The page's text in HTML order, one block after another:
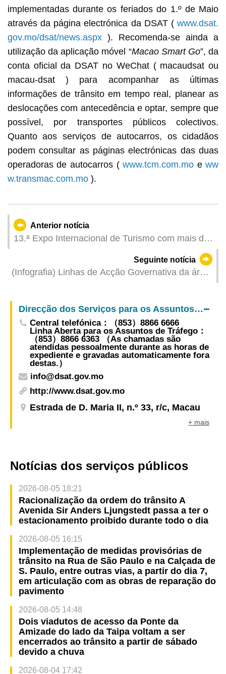
implementadas durante os feriados do 1.º de Maio
através da página electrónica da DSAT (www.dsat.
gov.mo/dsat/news.aspx). Recomenda-se ainda a
utilização da aplicação móvel “Macao Smart Go”, da
conta oficial da DSAT no WeChat ( macaudsat ou
macau-dsat ) para acompanhar as últimas
informações de trânsito em tempo real, planear as
deslocações com antecedência e optar, sempre que
possível, por transportes públicos colectivos.
Quanto aos serviços de autocarros, os cidadãos
podem consultar as páginas electrónicas das duas
operadoras de autocarros (www.tcm.com.mo eww
w.transmac.com.mo).
Anterior notícia
13.ª Expo Internacional de Turismo com mais de
como plataforma internacionalSeguinte notícia
(Infografia) Linhas de Acção Governativa da área
Direcção dos Serviços para os Assuntos de Tráfego
Central telefónica：（853）8866 6666
Linha Aberta para os Assuntos de Tráfego：
（853）8866 6363 （As chamadas são
atendidas pessoalmente durante as horas de
expediente e gravadas automaticamente fora
destas.）
info@dsat.gov.mo
http://www.dsat.gov.mo
Estrada de D. Maria II, n.º 33, r/c, Macau
+ mais
Notícias dos serviços públicos
2026-08-05 18:21
Racionalização da ordem do trânsito A
Avenida Sir Anders Ljungstedt passa a ter o
estacionamento proibido durante todo o dia
2026-08-05 16:15
Implementação de medidas provisórias de
trânsito na Rua de São Paulo e na Calçada de
S. Paulo, entre outras vias, a partir do dia 7,
em articulação com as obras de reparação do
pavimento
2026-08-05 14:48
Dois viadutos de acesso da Ponte da
Amizade do lado da Taipa voltam a ser
encerrados ao trânsito a partir de sábado
devido a chuva
2026-08-04 17:42